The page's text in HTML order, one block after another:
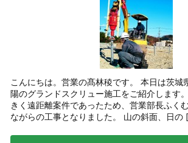
こんにちは。営業の髙林稜です。 本日は茨城
陽のグランドスクリュー施工をご紹介します
きく遠距離案件であったため、営業部長ふく
ながらの工事となりました。 山の斜面、日